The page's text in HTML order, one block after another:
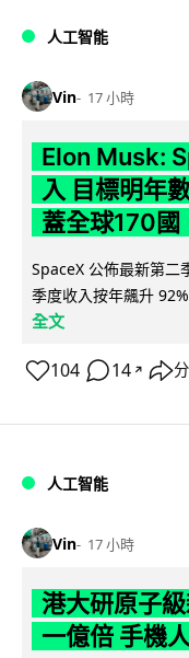
人工智能
Vin 17 小時
Elon Musk:
入 目標明年
蓋全球170國
SpaceX 公佈最新第二
季度收入按年飆升
全文
104 14 ↗
人工智能
Vin 17 小時
港大研原子
一億倍 手機